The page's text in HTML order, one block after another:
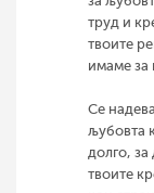
труд и
твоите
имаме за
Се
љубовта
долго,
твоите